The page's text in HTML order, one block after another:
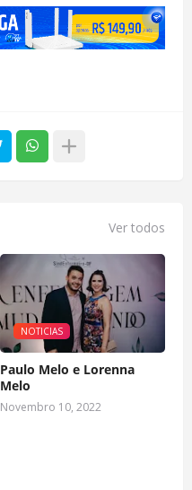
Ver todos
NOTICIAS
Paulo Melo e Lorenna
Melo
Novembro 10, 2022